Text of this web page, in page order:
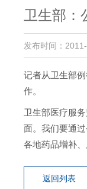
卫生部：
发布时间：
记者从卫生部
作。
卫生部医疗服
面。我们要通
各地药品增补
返回列表